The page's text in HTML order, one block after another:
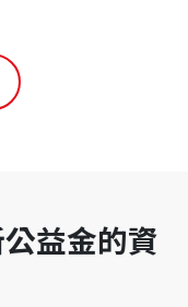
益金的資